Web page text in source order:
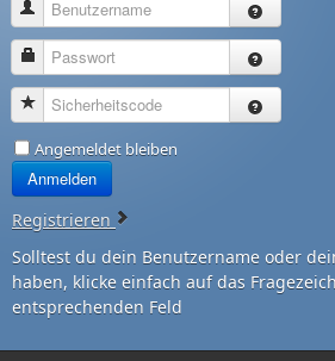
Benutzername
Passwort
Sicherheitscode
Angemeldet bleiben
Anmelden
Registrieren
Solltest du dein Benutzername oder
haben, klicke einfach auf das
entsprechenden Feld